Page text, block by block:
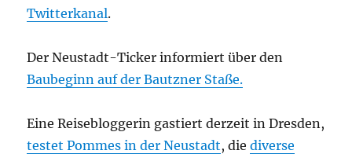
Twitterkanal.
Der Neustadt-Ticker informiert über den
Baubeginn auf der Bautzner Staße.
Eine Reisebloggerin gastiert derzeit in Dresden,
testet Pommes in der Neustadt, diediverse